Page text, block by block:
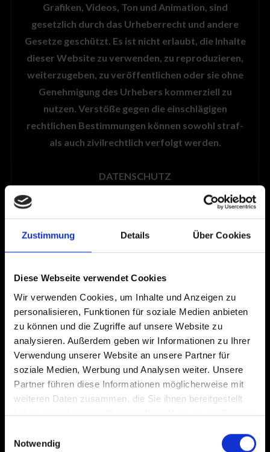
Zustimmung Details Über Cookies
Diese Webseite verwendet Cookies
Wir verwenden Cookies, um Inhalte und Anzeigen zu
personalisieren, Funktionen für soziale Medien anbieten
zu können und die Zugriffe auf unsere Website zu
analysieren. Außerdem geben wir Informationen zu Ihrer
Verwendung unserer Website an unsere Partner für
soziale Medien, Werbung und Analysen weiter. Unsere
Partner führen diese Informationen möglicherweise mit
weiteren Daten zusammen, die Sie ihnen bereitgestellt
haben oder die sie im Rahmen Ihrer Nutzung der Dienste
Notwendig
Grafiken, Videos, Ton und Animation, sind
gesetzlich durch das Urheberrecht und andere
Gesetze geschützt. Es ist nicht erlaubt, die Inhalte
dieser Website zu verwenden, zu reproduzieren,
weiterzugeben, zu veröffentlichen oder sie ohne
Genehmigung des Urhebers kommerziell zu
nutzen. Verstöße gegen die einschlägigen
rechtlichen Bestimmungen können sowohl straf-
als auch zivilrechtlich verfolgt werden.
DATENSCHUTZ
Unsere Website verwendet das Statistik-Tool
Google Analytics, das Informationen über Ihre
gespeicherten Daten dienen ausschließlich
Nutzern zugeordnet. Google verwendet diese
Informationen, um Ihre Nutzung der Website
auszuwerten, Reports über die
Websiteaktivitäten zu erstellen sowie weitere
mit der Website- und Internetnutzung
verbundenen Dienstleistungen gegenüber dem
Websitebetreiber zu erbringen. Im Detail werden
folgende technische Informationen
aufgezeichnet, die automatisch von Ihrem
Besuchslänge, ob Sie ein wiederkehrender